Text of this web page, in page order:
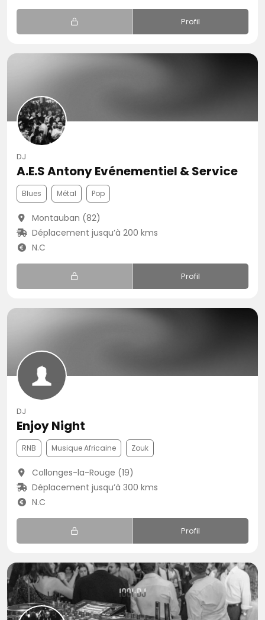
Profil
DJ
A.E.S Antony Evénementiel & Service
Blues Métal Pop
Montauban (82)
Déplacement jusqu’à 200 kms
N.C
Profil
DJ
Enjoy Night
RNB Musique Africaine Zouk
Collonges-la-Rouge (19)
Déplacement jusqu’à 300 kms
N.C
Profil